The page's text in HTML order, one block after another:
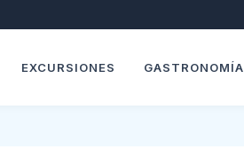
EXCURSIONES GASTRONOMÍA